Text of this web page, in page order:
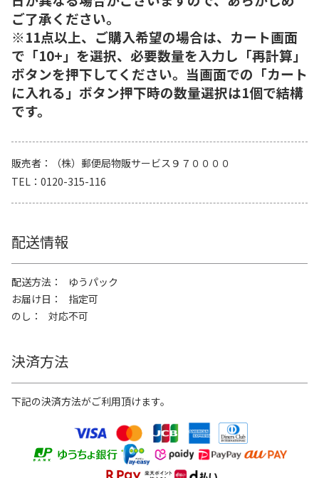
ご了承ください。
※11点以上、ご購入希望の場合は、カート画面
で「10+」を選択、必要数量を入力し「再計算」
ボタンを押下してください。当画面での「カート
に入れる」ボタン押下時の数量選択は1個で結構
です。
販売者
（株）郵便局物販サービス９７００００
TEL
0120-315-116
配送情報
配送方法
ゆうパック
お届け日
指定可
のし
対応不可
決済方法
下記の決済方法がご利用頂けます。